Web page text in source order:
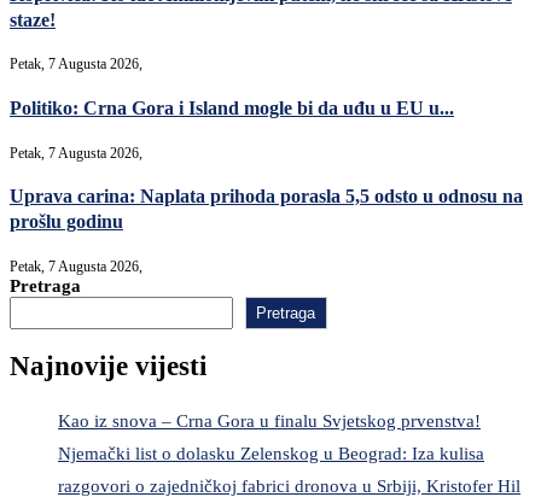
staze!
Petak, 7 Augusta 2026,
Politiko: Crna Gora i Island mogle bi da uđu u EU u...
Petak, 7 Augusta 2026,
Uprava carina: Naplata prihoda porasla 5,5 odsto u odnosu na
prošlu godinu
Petak, 7 Augusta 2026,
Pretraga
Pretraga
Najnovije vijesti
Kao iz snova – Crna Gora u finalu Svjetskog prvenstva!
Njemački list o dolasku Zelenskog u Beograd: Iza kulisa
razgovori o zajedničkoj fabrici dronova u Srbiji, Kristofer Hil